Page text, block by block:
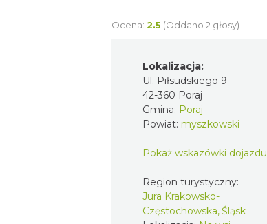
Ocena: 2.5 (Oddano 2 głosy)
Lokalizacja:
Ul. Piłsudskiego 9
42-360 Poraj
Gmina: Poraj
Powiat: myszkowski
Pokaż wskazówki dojazdu
Region turystyczny:
Jura Krakowsko-
Częstochowska, Śląsk